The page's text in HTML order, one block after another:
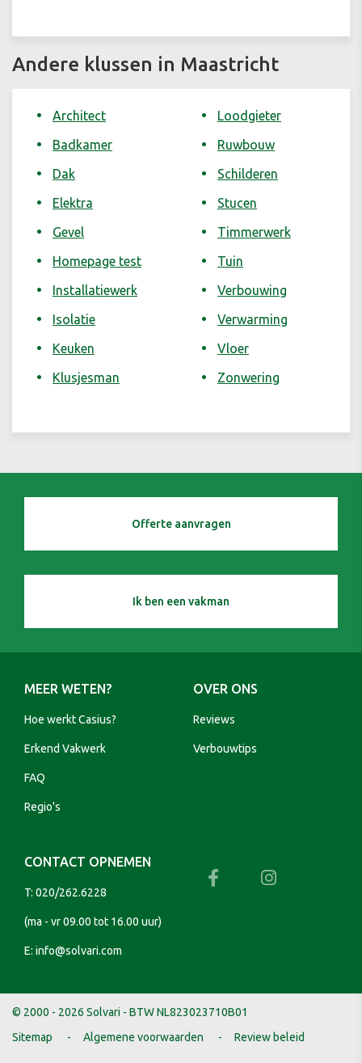
Andere klussen in Maastricht
Architect
Badkamer
Dak
Elektra
Gevel
Homepage test
Installatiewerk
Isolatie
Keuken
Klusjesman
Loodgieter
Ruwbouw
Schilderen
Stucen
Timmerwerk
Tuin
Verbouwing
Verwarming
Vloer
Zonwering
Offerte aanvragen
Ik ben een vakman
MEER WETEN?
Hoe werkt Casius?
Erkend Vakwerk
FAQ
Regio's
OVER ONS
Reviews
Verbouwtips
CONTACT OPNEMEN
T: 020/262.6228
(ma - vr 09.00 tot 16.00 uur)
E: info@solvari.com
© 2000 - 2026 Solvari - BTW NL823023710B01
Sitemap
Algemene voorwaarden Review beleid